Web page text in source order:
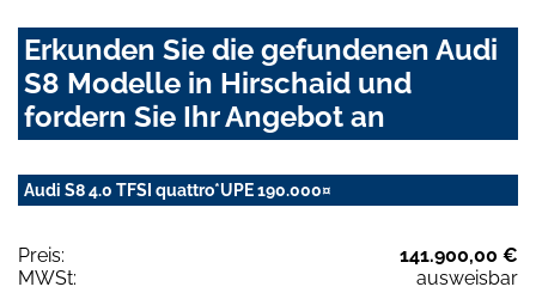
Erkunden Sie die gefundenen Audi
S8 Modelle in Hirschaid und
fordern Sie Ihr Angebot an
Audi S8 4.0 TFSI quattro*UPE 190.000¤
Preis:
141.900,00 €
MWSt:
ausweisbar